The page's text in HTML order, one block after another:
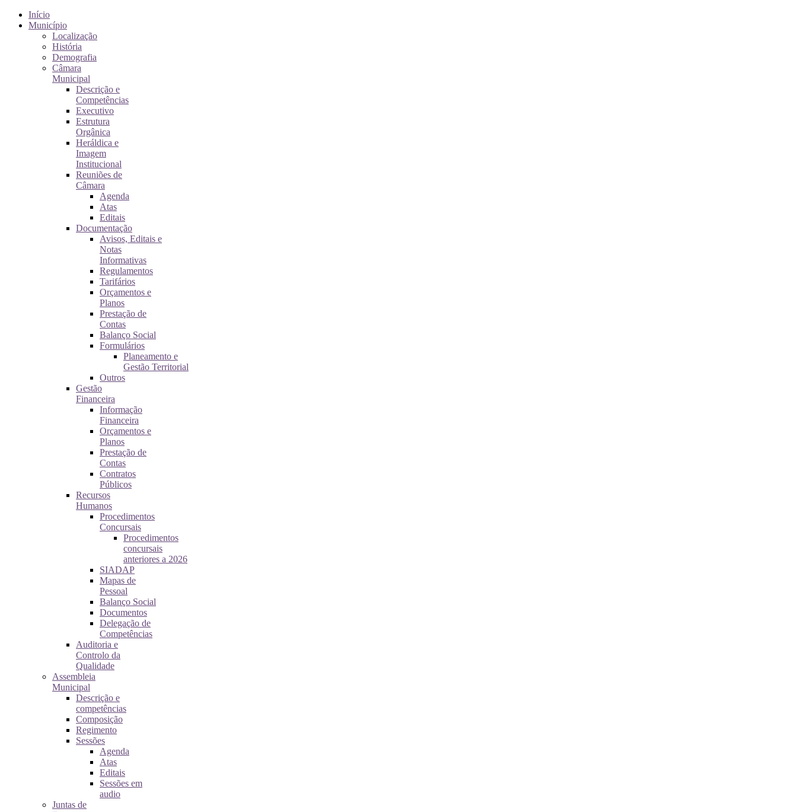
Início
Município
Localização
História
Demografia
Câmara
Municipal
Descrição e
Competências
Executivo
Estrutura
Orgânica
Heráldica e
Imagem
Institucional
Reuniões de
Câmara
Agenda
Atas
Editais
Documentação
Avisos, Editais e
Notas
Informativas
Regulamentos
Tarifários
Orçamentos e
Planos
Prestação de
Contas
Balanço Social
Formulários
Planeamento e
Gestão Territorial
Outros
Gestão
Financeira
Informação
Financeira
Orçamentos e
Planos
Prestação de
Contas
Contratos
Públicos
Recursos
Humanos
Procedimentos
Concursais
Procedimentos
concursais
anteriores a 2026
SIADAP
Mapas de
Pessoal
Balanço Social
Documentos
Delegação de
Competências
Auditoria e
Controlo da
Qualidade
Assembleia
Municipal
Descrição e
competências
Composição
Regimento
Sessões
Agenda
Atas
Editais
Sessões em
audio
Juntas de